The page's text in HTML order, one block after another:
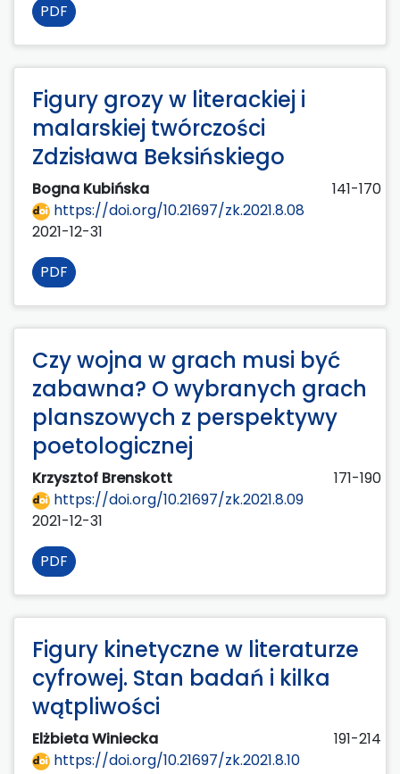
PDF
Figury grozy w literackiej i
malarskiej twórczości
Zdzisława Beksińskiego
Bogna Kubińska
141-170
https://doi.org/10.21697/zk.2021.8.08
2021-12-31
PDF
Czy wojna w grach musi być
zabawna? O wybranych grach
planszowych z perspektywy
poetologicznej
Krzysztof Brenskott
171-190
https://doi.org/10.21697/zk.2021.8.09
2021-12-31
PDF
Figury kinetyczne w literaturze
cyfrowej. Stan badań i kilka
wątpliwości
Elżbieta Winiecka
191-214
https://doi.org/10.21697/zk.2021.8.10